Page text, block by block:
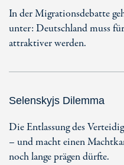
In der Migrationsdebatte
unter: Deutschland muss
attraktiver werden.
Selenskyjs Dilemma
Die Entlassung des
– und macht einen
noch lange prägen dürfte.